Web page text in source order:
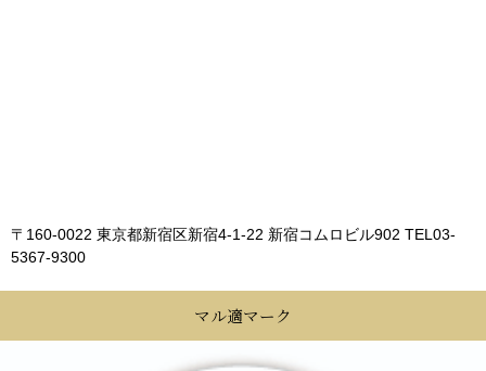
〒160-0022 東京都新宿区新宿4-1-22 新宿コムロビル902 TEL03-
5367-9300
マル適マーク